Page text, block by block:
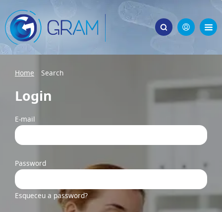
Home Search
Login
E-mail
Password
Esqueceu a password?